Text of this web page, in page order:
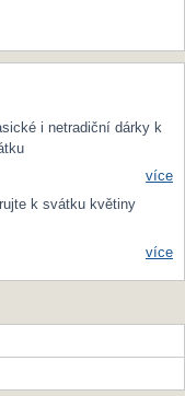
i netradiční dárky k
více
k svátku květiny
více